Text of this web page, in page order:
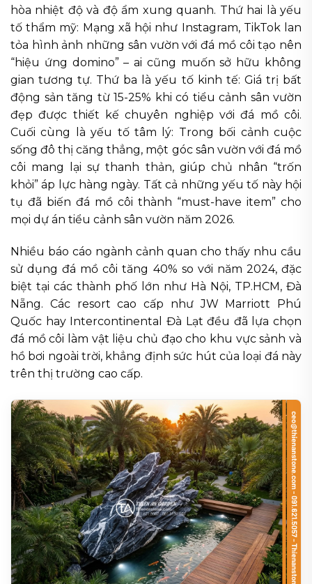
hòa nhiệt độ và độ ẩm xung quanh. Thứ hai là yếu
tố thẩm mỹ: Mạng xã hội như Instagram, TikTok lan
tỏa hình ảnh những sân vườn với đá mồ côi tạo nên
“hiệu ứng domino” – ai cũng muốn sở hữu không
gian tương tự. Thứ ba là yếu tố kinh tế: Giá trị bất
động sản tăng từ 15-25% khi có tiểu cảnh sân vườn
đẹp được thiết kế chuyên nghiệp với đá mồ côi.
Cuối cùng là yếu tố tâm lý: Trong bối cảnh cuộc
sống đô thị căng thẳng, một góc sân vườn với đá mồ
côi mang lại sự thanh thản, giúp chủ nhân “trốn
khỏi” áp lực hàng ngày. Tất cả những yếu tố này hội
tụ đã biến đá mồ côi thành “must-have item” cho
mọi dự án tiểu cảnh sân vườn năm 2026.
Nhiều báo cáo ngành cảnh quan cho thấy nhu cầu
sử dụng đá mồ côi tăng 40% so với năm 2024, đặc
biệt tại các thành phố lớn như Hà Nội, TP.HCM, Đà
Nẵng. Các resort cao cấp như JW Marriott Phú
Quốc hay Intercontinental Đà Lạt đều đã lựa chọn
đá mồ côi làm vật liệu chủ đạo cho khu vực sảnh và
hồ bơi ngoài trời, khẳng định sức hút của loại đá này
trên thị trường cao cấp.